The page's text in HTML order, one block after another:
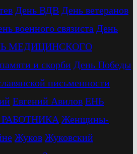
День ВДВ День ветеранов
военного связиста День
МЕДИЦИНСКОГО
и скорби День Победы
письменности
Евгений Авилов ЕНЬ
Женщины-
Жуков Жуковский